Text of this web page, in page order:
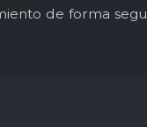
de forma